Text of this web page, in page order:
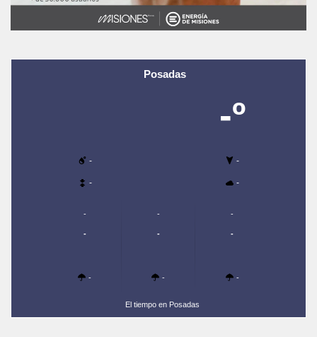
Posadas
-º
- -
- -
-
-
-
-
-
-
-
-
-
El tiempo en Posadas